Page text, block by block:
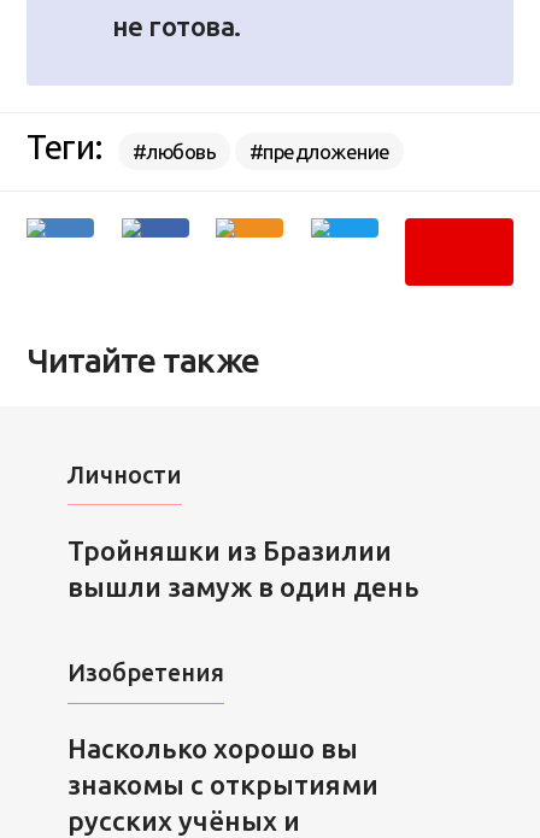
не готова.
Теги: #любовь #предложение
Читайте также
Личности
Тройняшки из Бразилии
вышли замуж в один день
Изобретения
Насколько хорошо вы
знакомы с открытиями
русских учёных и